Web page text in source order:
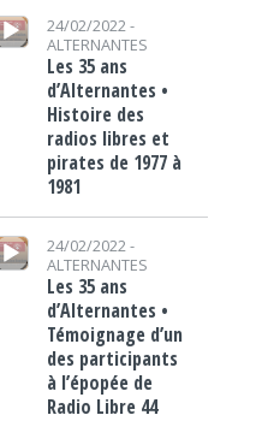
audio
24/02/2022 -
ALTERNANTES
Les 35 ans
d’Alternantes •
Histoire des
radios libres et
pirates de 1977 à
1981
audio
24/02/2022 -
ALTERNANTES
Les 35 ans
d’Alternantes •
Témoignage d’un
des participants
à l’épopée de
Radio Libre 44